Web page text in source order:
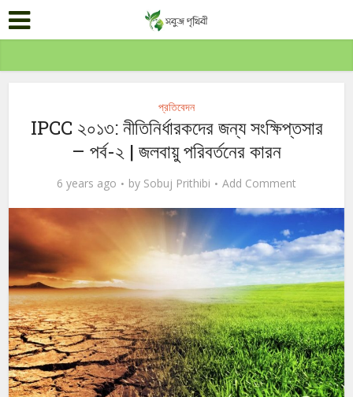
প্রতিবেদন
IPCC ২০১৩: নীতিনির্ধারকদের জন্য সংক্ষিপ্তসার
– পর্ব-২ | জলবায়ু পরিবর্তনের কারন
6 years ago by Sobuj Prithibi Add Comment